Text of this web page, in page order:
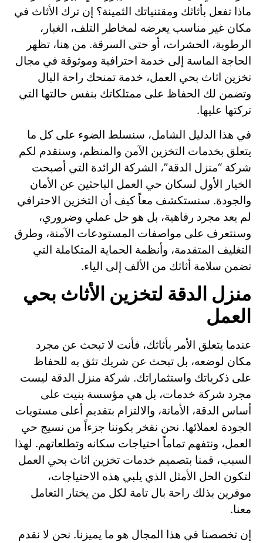
ماذا تفعل بأثاثك ومقتنياتك الثمينة؟ إن ترك الأثاث في
مكان غير مناسب يعرضه لمخاطر التلف، الغبار،
الرطوبة، الحشرات، أو حتى السرقة. من هنا، تظهر
الحاجة الماسة إلى خدمة احترافية وموثوقة في مجال
تخزين اثاث بحي العمل، خدمة تمنحك راحة البال
وتضمن لك الحفاظ على ممتلكاتك بنفس حالتها التي
تركتها عليها.
في هذا الدليل الشامل، سنسلط الضوء على كل ما
يتعلق بخدمات التخزين الآمن والمنظم، وسنقدم لكم
شركة “منزل الدقة”، الشركة الرائدة التي أصبحت
الخيار الأول لسكان حي العمل الباحثين عن الأمان
والجودة. سنستكشف معاً كيف أن التخزين الاحترافي
لم يعد مجرد رفاهية، بل هو حل عملي وضروري،
وسنتعرف على مواصفات المستودعات الآمنة، وطرق
التغليف المتقدمة، وأنظمة الحماية المتكاملة التي
تضمن سلامة أثاثك من الألف إلى الياء.
منزل الدقة لتخزين الأثاث بحي
العمل
عندما يتعلق الأمر بأثاثك، فأنت لا تبحث عن مجرد
مكان لوضعه، بل تبحث عن شريك تثق به للحفاظ
على ذكرياتك واستثماراتك. شركة منزل الدقة ليست
مجرد شركة خدمات، بل هي مؤسسة بنيت على
أساس الدقة، الأمانة، والالتزام بتقديم أعلى مستويات
الجودة لعملائها. نحن نفخر بكوننا جزءاً من نسيج حي
العمل، ونتفهم تماماً احتياجات سكانه وتطلعاتهم. لهذا
السبب، قمنا بتصميم خدمات تخزين اثاث بحي العمل
لتكون الحل الأمثل الذي يلبي هذه الاحتياجات،
موفرين بذلك راحة بال تامة لكل من يختار التعامل
معنا.
إن تخصصنا في هذا المجال هو ما يميزنا. نحن لا نقدم